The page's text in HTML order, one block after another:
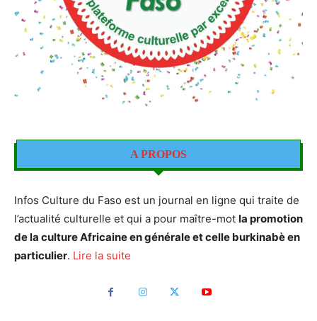
A PROPOS
Infos Culture du Faso est un journal en ligne qui traite de
l’actualité culturelle et qui a pour maître-mot la promotion
de la culture Africaine en générale et celle burkinabè en
particulier. Lire la suite